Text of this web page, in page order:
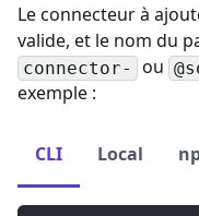
Le connecteur à
valide, et le nom du
connector- ou
exemple :
CLI Local